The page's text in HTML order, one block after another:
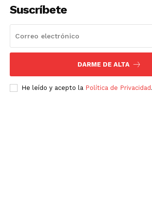
Suscríbete
DARME DE ALTA
He leído y acepto la Política de Privacidad .